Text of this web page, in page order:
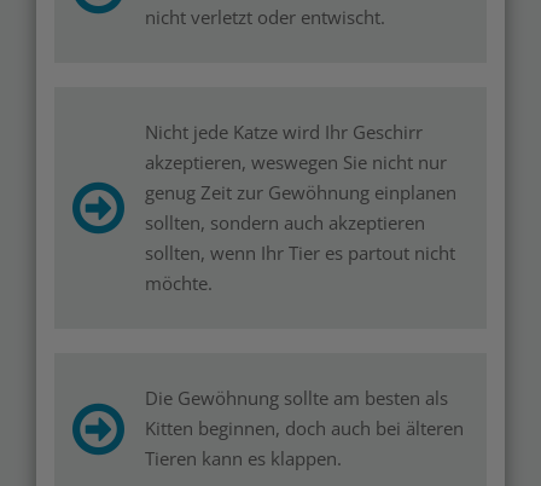
nicht verletzt oder entwischt.
Nicht jede Katze wird Ihr Geschirr
akzeptieren, weswegen Sie nicht nur
genug Zeit zur Gewöhnung einplanen
sollten, sondern auch akzeptieren
sollten, wenn Ihr Tier es partout nicht
möchte.
Die Gewöhnung sollte am besten als
Kitten beginnen, doch auch bei älteren
Tieren kann es klappen.